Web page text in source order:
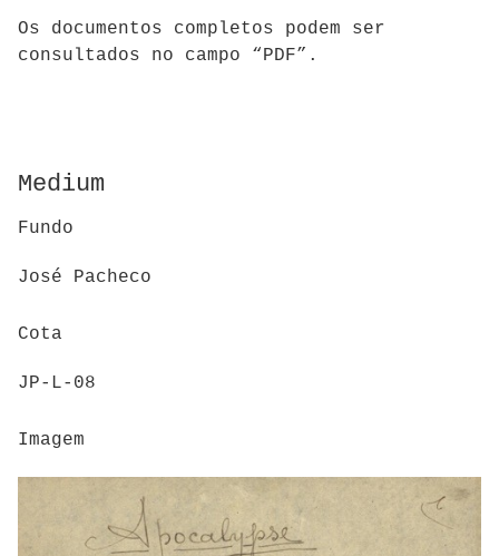
Os documentos completos podem ser
consultados no campo “PDF”.
Medium
Fundo
José Pacheco
Cota
JP-L-08
Imagem